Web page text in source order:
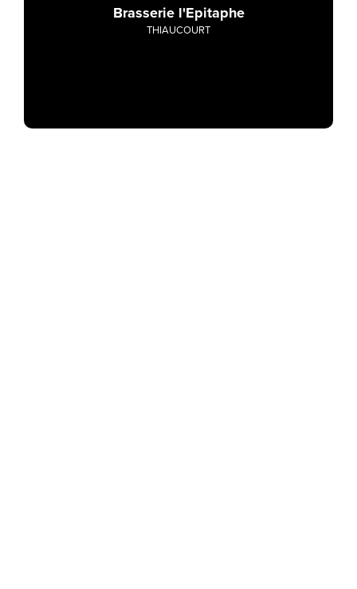
Brasserie l'Epitaphe
THIAUCOURT